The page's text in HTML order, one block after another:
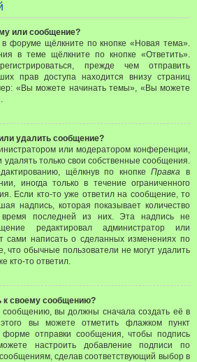
или сообщение?
форуме щёлкните по кнопке «Новая тема».
в теме щёлкните по кнопке «Ответить».
прежде чем отправить
прав доступа находится внизу страниц
«Вы можете начинать темы», «Вы можете
удалить сообщение?
или модератором конференции,
только свои собственные сообщения.
щёлкнув по кнопкеПравка в
иногда только в течение ограниченного
Если кто-то уже ответил на сообщение, то
надпись, которая показывает количество
последней из них. Эта надпись не
редактировал администратор или
сами написать о сделанных изменениях по
что обычные пользователи не могут удалить
кто-то ответил.
к своему сообщению?
сообщению, вы должны сначала создать её в
вы можете отметить флажком пункт
отправки сообщения, чтобы подпись
настроить добавление подписи по
сделав соответствующий выбор в